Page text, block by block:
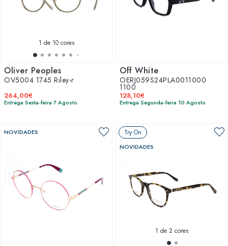
1 de 10 cores
Oliver Peoples
OV5004 1745 Riley-r
264,00€
Entrega Sexta-feira 7 Agosto
Off White
OERJ059S24PLA0011000
1100
128,10€
Entrega Segunda-feira 10 Agosto
NOVIDADES Try On
NOVIDADES
1 de 2 cores